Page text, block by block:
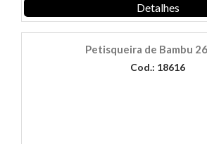
Detalhes
Petisqueira de Bambu
Cod.: 18616